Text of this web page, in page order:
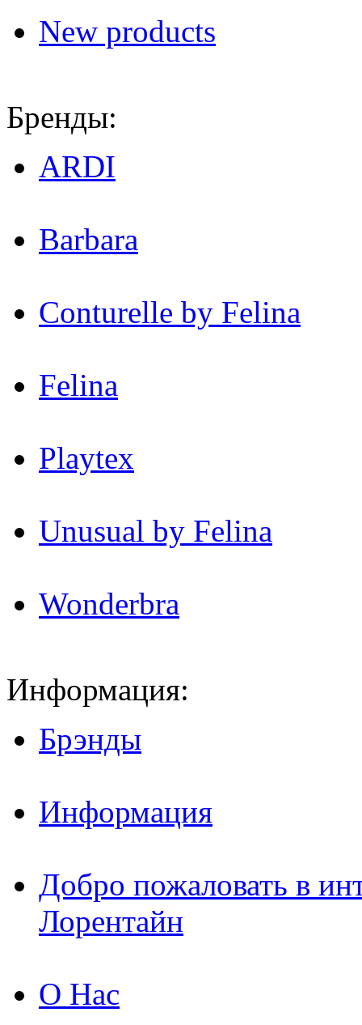
New products
Бренды:
ARDI
Barbara
Conturelle by Felina
Felina
Playtex
Unusual by Felina
Wonderbra
Информация:
Брэнды
Информация
Добро пожаловать в
Лорентайн
О Нас